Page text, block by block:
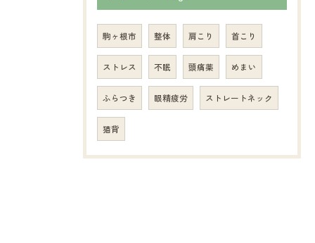
駒ヶ根市 整体 肩こり 首こり
ストレス 不眠 頭痛薬 めまい
ふらつき 眼精疲労 ストレートネック
猫背